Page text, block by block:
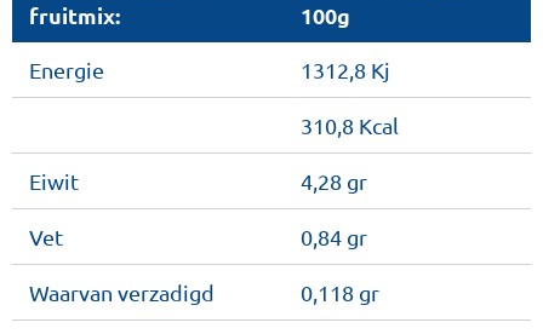
fruitmix:
100g
Energie 1312,8 Kj
310,8 Kcal
Eiwit 4,28 gr
Vet 0,84 gr
Waarvan verzadigd 0,118 gr